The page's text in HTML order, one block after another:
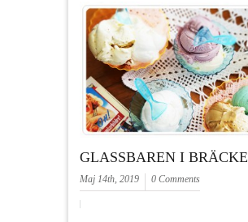
GLASSBAREN I BRÄCKE
Maj 14th, 2019 0 Comments